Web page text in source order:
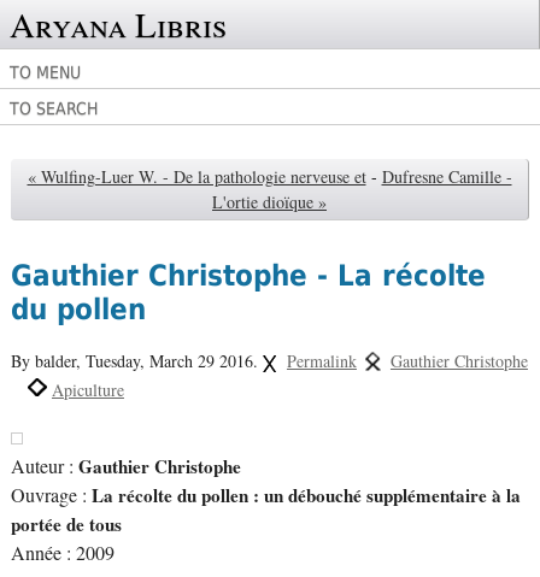
Aryana Libris
TO MENU
TO SEARCH
« Wulfing-Luer W. - De la pathologie nerveuse et - Dufresne Camille -
L'ortie dioïque »
Gauthier Christophe - La récolte
du pollen
By balder, Tuesday, March 29 2016. Permalink
Gauthier Christophe
Apiculture
Auteur : Gauthier Christophe
Ouvrage : La récolte du pollen : un débouché supplémentaire à la
portée de tous
Année : 2009